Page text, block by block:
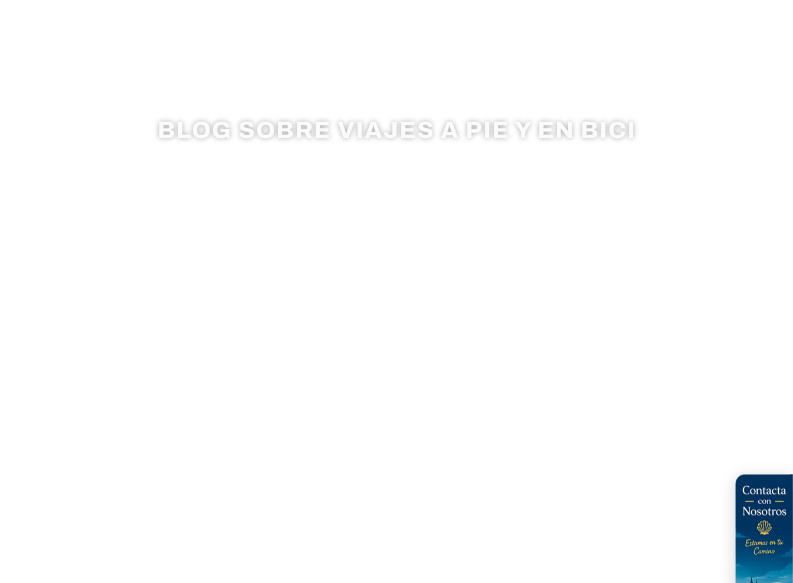
BLOG SOBRE VIAJES A PIE Y EN BICI